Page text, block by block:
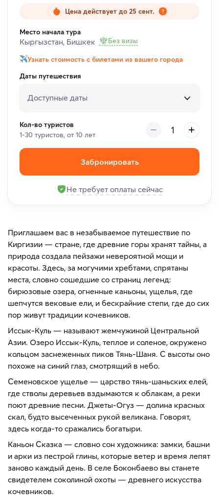
Цена действует до 25 сент.
Место начала тура
Кыргызстан, Бишкек Без визы
Узнать стоимость с билетами из вашего города
Даты путешествия
Доступные даты
Кол-во туристов
1-30 туристов, от 10 лет
Забронировать
Не требует оплаты сейчас
Приглашаем вас в незабываемое путешествие по
Киргизии — стране, где древние горы хранят тайны, а
природа создала пейзажи невероятной мощи и
красоты. Здесь, за могучими хребтами, спрятаны
места, словно сошедшие со страниц легенд:
бирюзовые озера, огненные каньоны, ущелья, где
шепчутся вековые ели, и бескрайние степи, где до сих
пор живут традиции кочевников.
Иссык-Куль — называют жемчужиной Центральной
Азии. Озеро Иссык-Куль, теплое и соленое, окружено
кольцом заснеженных пиков Тянь-Шаня. С высоты оно
похоже на синий глаз, смотрящий в небо.
Семеновское ущелье — царство тянь-шаньских елей,
где стволы деревьев вздымаются к облакам, а реки
поют древние песни. Джеты-Огуз — долина красных
скал, будто высеченных рукой великана. Говорят,
здесь когда-то сражались богатыри.
Каньон Сказка — словно сон художника: замки, башни
и арки из пестрой глины, которые ветер и время лепят
заново каждый день. В селе Боконбаево вы станете
свидетелем соколиной охоты — древнего искусства
кочевников.